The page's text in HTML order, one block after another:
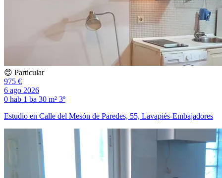
😍 Particular
975 €
6 ago 2026
0 hab 1 ba 30 m² 3º
Estudio en Calle del Mesón de Paredes, 55, Lavapiés-Embajadores